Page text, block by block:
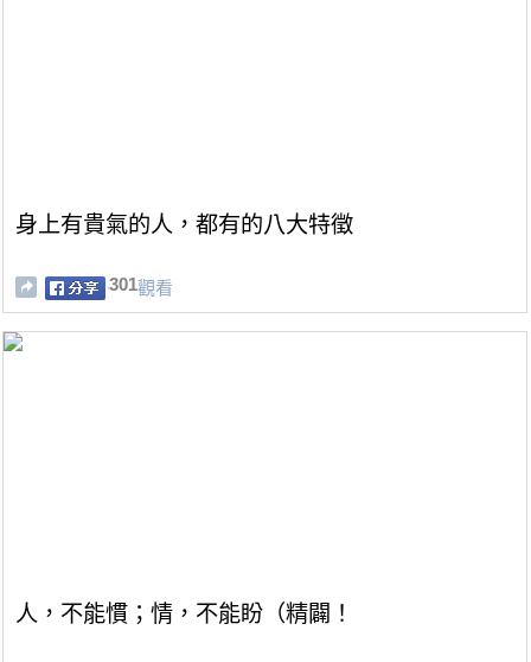
身上有貴氣的人，都有的八大特徵
301觀看
人，不能慣；情，不能盼（精闢！